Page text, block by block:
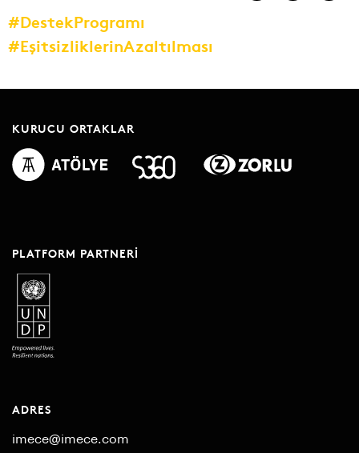
#DestekProgramı
#EşitsizliklerinAzaltılması
KURUCU ORTAKLAR
PLATFORM PARTNERI
ADRES
imece@imece.com